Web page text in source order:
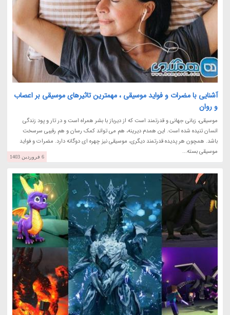
آشنایی با مضرات و فواید موسیقی ، مهمترین تاثیرهای موسیقی بر اعصاب
و روان
موسیقی، زبانی جهانی و قدرتمند است که از دیرباز با بشر همراه است و در تار و پود زندگی
انسان تنیده شده است. این همدم دیرینه، هم می تواند کمک رسان و هم رقیبی سرسخت
باشد. همچون هر پدیده قدرتمند دیگری، موسیقی نیز چهره ای دوگانه دارد. مضرات و فواید
موسیقی بسته...
6 فروردین 1403